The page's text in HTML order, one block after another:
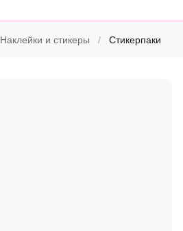
Наклейки и стикеры / Стикерпаки